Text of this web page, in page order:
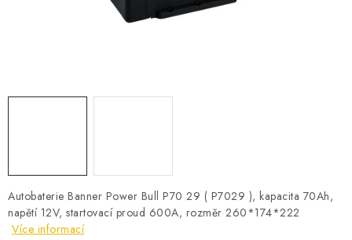
LITHIOVÉ BATERIE
STARTOVACÍ ZDROJE
TESTERY BATERIÍ
Autobaterie Banner Power Bull P70 29 ( P7029 ), kapacita 70Ah,
napětí 12V, startovací proud 600A, rozměr 260*174*222
Více informací